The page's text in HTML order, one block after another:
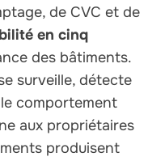
de CVC et de
en cinq
des bâtiments.
surveille, détecte
comportement
aux propriétaires
produisent